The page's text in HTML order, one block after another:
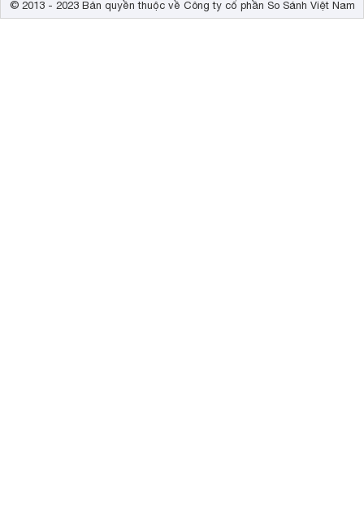
© 2013 - 2023 Bản quyền thuộc về Công ty cổ phần So Sánh Việt Nam